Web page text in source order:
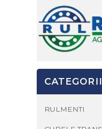
CATEGORII
RULMENTI